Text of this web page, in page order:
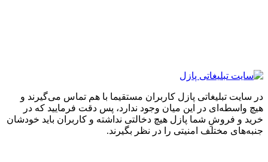
تبلیغاتی پازل کاربران مستقیما با هم تماس می‌گیرند و
در این میان وجود ندارد، پس دقت فرمایید که در
و فروشِ شما پازل هیچ دخالتی نداشته و کاربران باید خودشان
مختلف امنیتی را در نظر بگیرند.